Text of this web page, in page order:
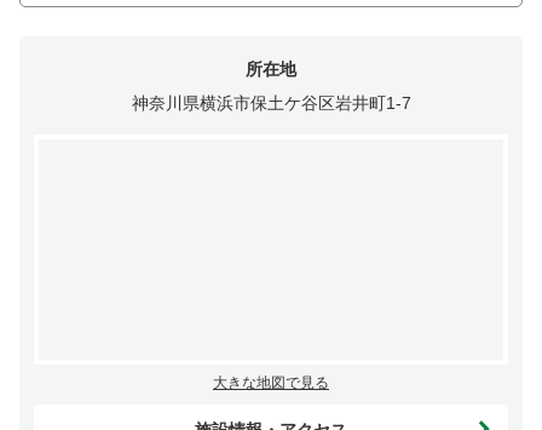
所在地
神奈川県横浜市保土ケ谷区岩井町1-7
大きな地図で見る